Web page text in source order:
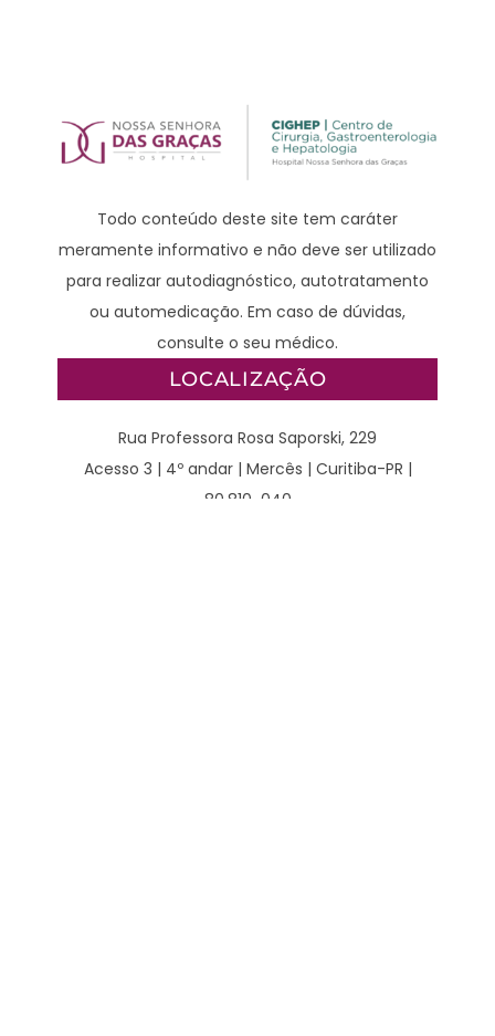
Todo conteúdo deste site tem caráter
meramente informativo e não deve ser utilizado
para realizar autodiagnóstico, autotratamento
ou automedicação. Em caso de dúvidas,
consulte o seu médico.
LOCALIZAÇÃO
Rua Professora Rosa Saporski, 229
Acesso 3 | 4º andar | Mercês | Curitiba-PR |
80.810-040